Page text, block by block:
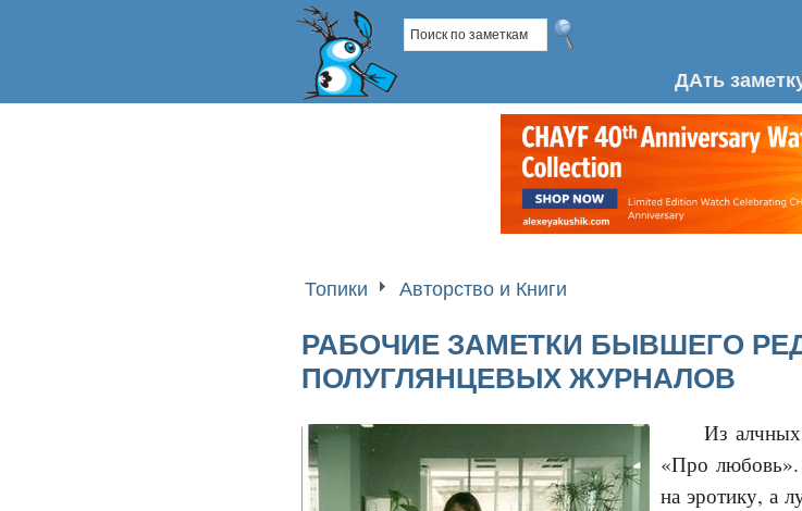
ДАть
Топики Авторство и Книги
РАБОЧИЕ ЗАМЕТКИ БЫВШЕГО
ПОЛУГЛЯНЦЕВЫХ ЖУРНАЛОВ
Из алчных
«Про любовь».
на эротику, а